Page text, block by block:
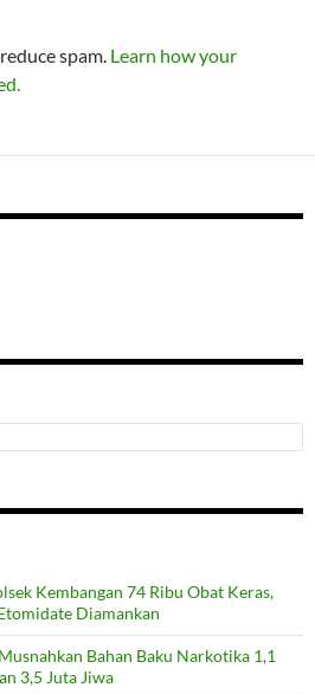
spam. Learn how your
Kembangan 74 Ribu Obat Keras,
Diamankan
Bahan Baku Narkotika 1,1
3,5 Juta Jiwa